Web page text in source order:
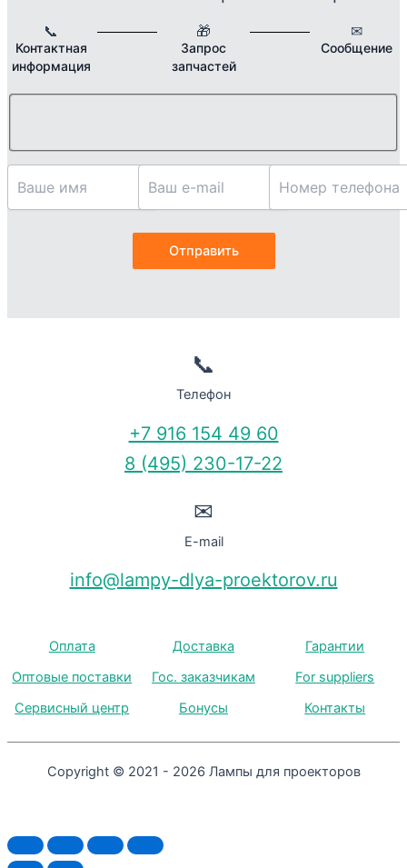
📞
Контактная
информация
🎁
Запрос
запчастей
✉
Сообщение
📞
Телефон
+7 916 154 49 60
8 (495) 230-17-22
✉
E-mail
info@lampy-dlya-proektorov.ru
Оплата Доставка
Гарантии
Оптовые поставки
Гос. заказчикам
For suppliers
Сервисный центр
Бонусы Контакты
Copyright © 2021 - 2026 Лампы для проекторов